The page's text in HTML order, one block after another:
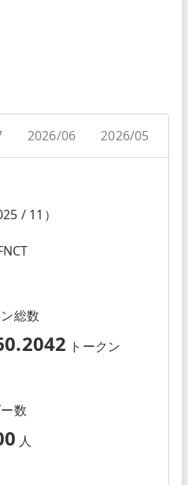
2026/06 2026/05
/ 11）
総数
トークン
数
人